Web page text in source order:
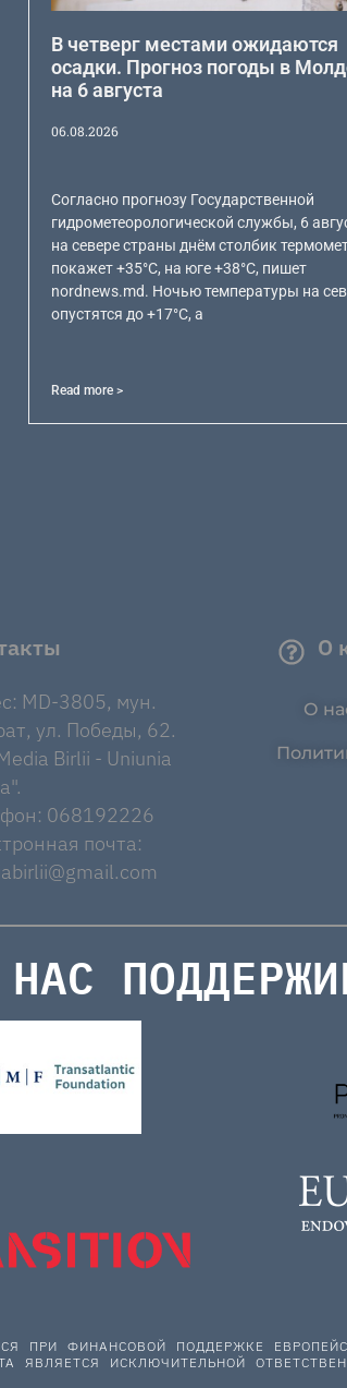
В четверг местами ожидаются
осадки. Прогноз погоды в
на 6 августа
06.08.2026
Согласно прогнозу Государственной
гидрометеорологической службы, 6
на севере страны днём столбик
покажет +35°С, на юге +38°С, пишет
nordnews.md. Ночью температуры на
опустятся до +17°С, а
Read more >
MD-3805, мун.
ул. Победы, 62.
Birlii - Uniunia
068192226
почта:
О
О
НАС
ПРИ ФИНАНСОВОЙ ПОДДЕРЖКЕ
ЯВЛЯЕТСЯ ИСКЛЮЧИТЕЛЬНОЙ